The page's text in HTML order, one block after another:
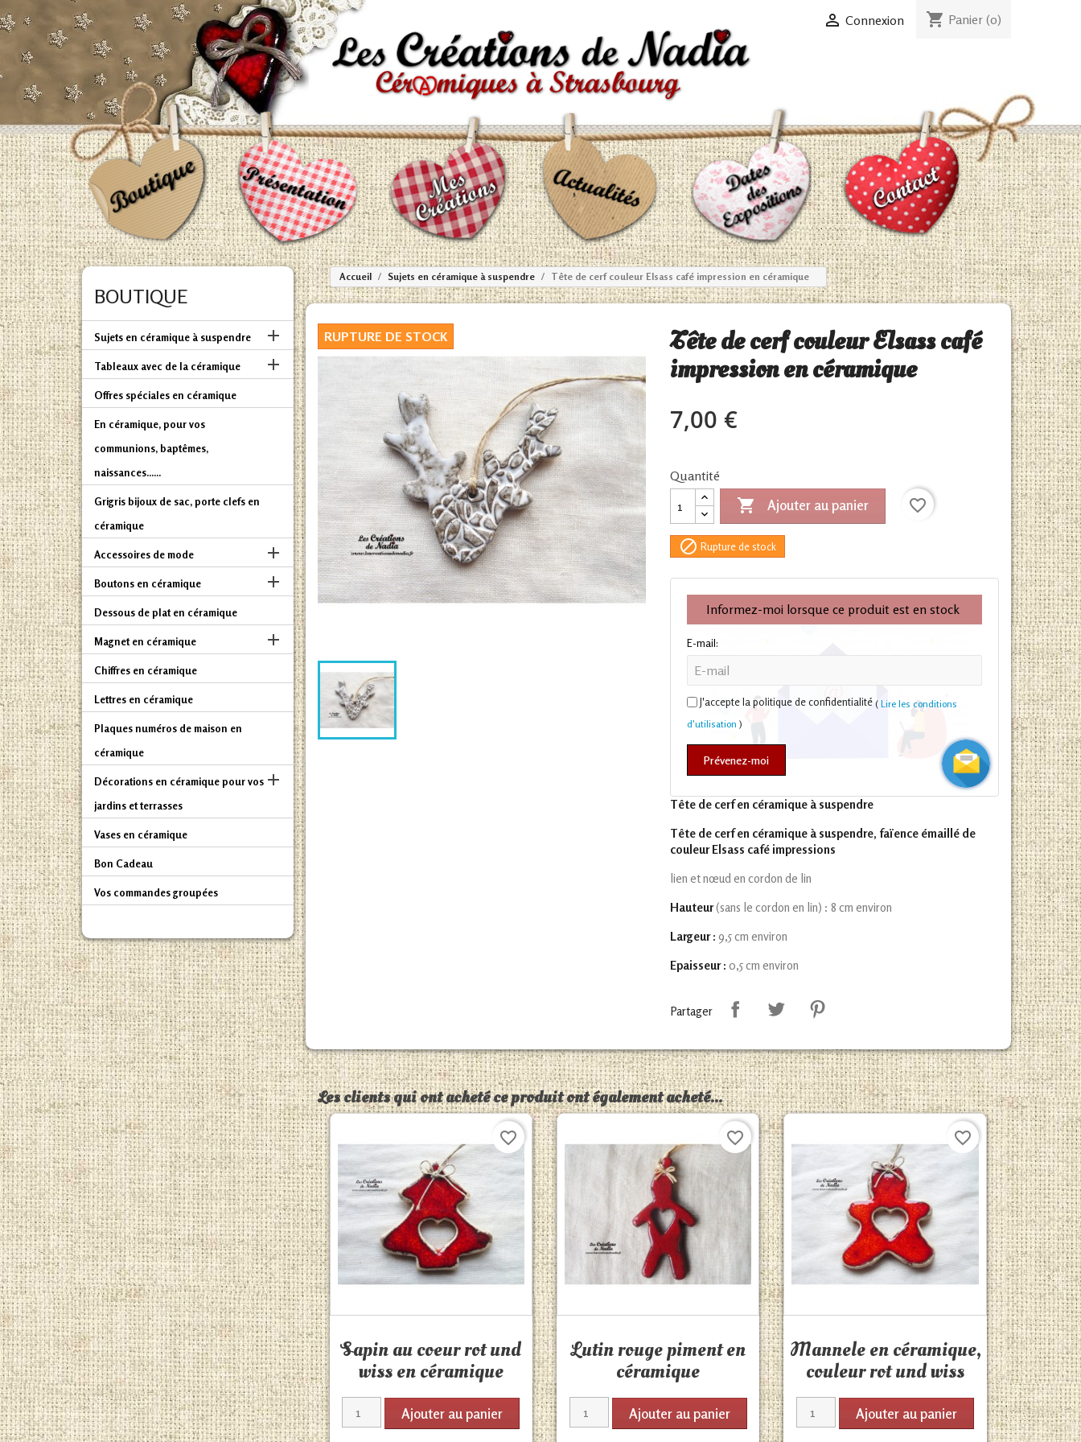
 Connexion shopping_cart Panier (0)
Accueil Sujets en céramique à suspendre Tête de cerf couleur Elsass café impression en céramique
BOUTIQUE
Sujets en céramique à suspendre 
Tableaux avec de la céramique 
Offres spéciales en céramique
En céramique, pour vos
communions, baptêmes,
naissances......
Grigris bijoux de sac, porte clefs en
céramique
Accessoires de mode 
Boutons en céramique 
Dessous de plat en céramique
Magnet en céramique 
Chiffres en céramique
Lettres en céramique
Plaques numéros de maison en
céramique
Décorations en céramique pour vos
jardins et terrasses

Vases en céramique
Bon Cadeau
Vos commandes groupées
RUPTURE DE STOCK Tête de cerf couleur Elsass café
impression en céramique
7,00 €
Quantité
 Ajouter au panier favorite_border
 Rupture de stock
Informez-moi lorsque ce produit est en stock
E-mail:
J'accepte la politique de confidentialité ( Lire les conditions
d'utilisation)
Prévenez-moi
Tête de cerf en céramique à suspendre
Tête de cerf en céramique à suspendre, faïence émaillé de
couleur Elsass café impressions
lien et nœud en cordon de lin
Hauteur(sans le cordon en lin) : 8 cm environ
Largeur : 9,5 cm environ
Epaisseur : 0,5 cm environ
Partager
Les clients qui ont acheté ce produit ont également acheté...
Sapin au coeur rot und
wiss en céramique
Ajouter au panier
favorite_border
Lutin rouge piment en
céramique
Ajouter au panier
favorite_border
Mannele en céramique,
couleur rot und wiss
Ajouter au panier
favorite_border